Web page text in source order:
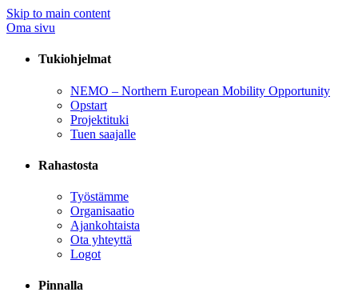
Skip to main content
Oma sivu
Tukiohjelmat
NEMO – Northern European Mobility Opportunity
Opstart
Projektituki
Tuen saajalle
Rahastosta
Työstämme
Organisaatio
Ajankohtaista
Ota yhteyttä
Logot
Pinnalla